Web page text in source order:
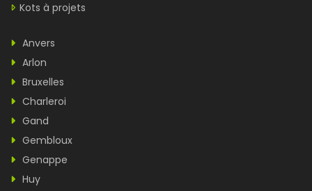
Kots à projets
Anvers
Arlon
Bruxelles
Charleroi
Gand
Gembloux
Genappe
Huy